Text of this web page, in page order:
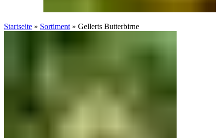
Startseite » Sortiment » Gellerts Butterbirne